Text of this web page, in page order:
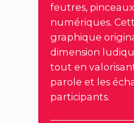
feutres,
numériques.
graphique
dimension
tout en
parole et les
participants.